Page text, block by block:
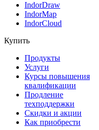
IndorDraw
IndorMap
IndorCloud
Купить
Продукты
Услуги
Курсы повышения
квалификации
Продление
техподдержки
Скидки и акции
Как приобрести